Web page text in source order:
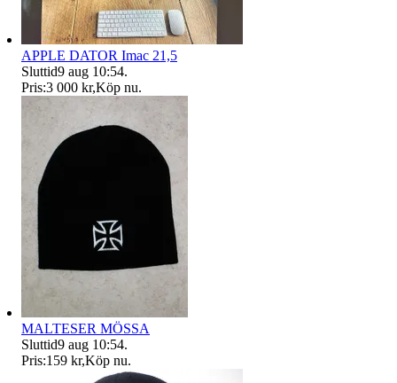
APPLE DATOR Imac 21,5
Sluttid9 aug 10:54.
Pris:3 000 kr,Köp nu.
MALTESER MÖSSA
Sluttid9 aug 10:54.
Pris:159 kr,Köp nu.